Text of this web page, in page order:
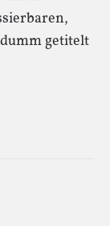
getitelt